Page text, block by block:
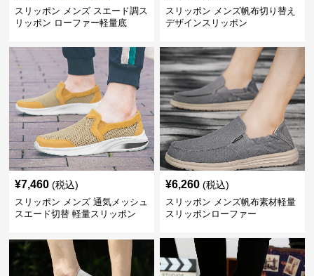
スリッポン メンズ スエード調ス
リッポン ローファー軽量底
スリッポン メンズ帆布切り替え
デザインスリッポン
¥7,460 (税込)
スリッポン メンズ 通気メッシュ
スエード切替 軽量スリッポン
¥6,260 (税込)
スリッポン メンズ帆布素材軽量
スリッポンローファー